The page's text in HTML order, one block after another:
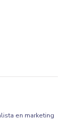
en marketing